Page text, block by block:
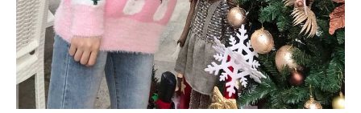
Neige